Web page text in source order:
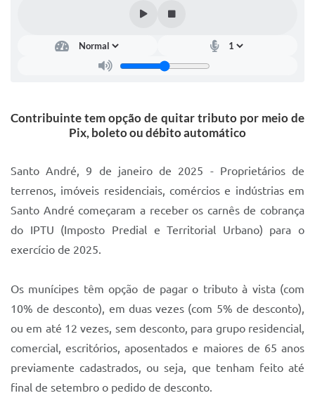
Legislação
Lei de acesso à informação
Mobilidade Urbana Sustentável
Parque Escola
Portal da Educação
SIC
Autarquias
Contribuinte tem opção de quitar tributo por meio de
Pix, boleto ou débito automático
Santo André, 9 de janeiro de 2025 - Proprietários de
terrenos, imóveis residenciais, comércios e indústrias em
Santo André começaram a receber os carnês de cobrança
do IPTU (Imposto Predial e Territorial Urbano) para o
exercício de 2025.
Os munícipes têm opção de pagar o tributo à vista (com
10% de desconto), em duas vezes (com 5% de desconto),
ou em até 12 vezes, sem desconto, para grupo residencial,
comercial, escritórios, aposentados e maiores de 65 anos
previamente cadastrados, ou seja, que tenham feito até
final de setembro o pedido de desconto.